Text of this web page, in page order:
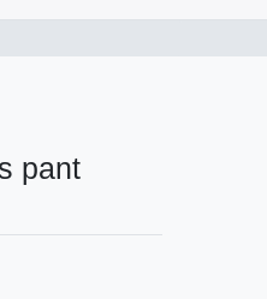
pant